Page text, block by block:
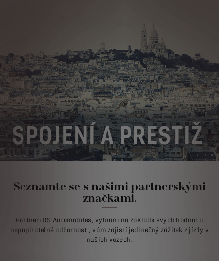
SPOJENÍ A PRESTIŽ
Seznamte se s našimi partnerskými
značkami.
Partneři DS Automobiles, vybraní na základě svých hodnot a
nepopiratelné odbornosti, vám zajistí jedinečný zážitek z jízdy v
našich vozech.